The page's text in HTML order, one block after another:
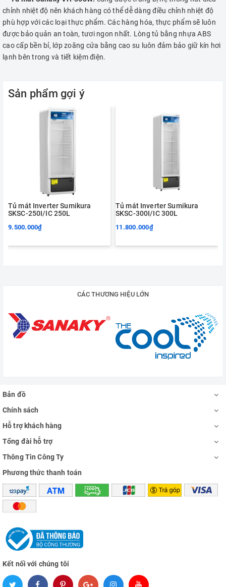
chỉnh nhiệt độ nên khách hàng có thể dễ dàng điều chỉnh nhiệt độ
phù hợp với các loại thực phẩm. Các hàng hóa, thực phẩm sẽ luôn
được bảo quản an toàn, tươi ngon nhất. Lòng tủ bằng nhựa ABS
cao cấp bền bỉ, lớp zoăng cửa bằng cao su luôn đảm bảo giữ kín hơi
lạnh bên trong và tiết kiệm điện.
Sản phẩm gợi ý
Tủ mát Inverter Sumikura
SKSC-250I/IC 250L
9.500.000₫
Tủ mát Inverter Sumikura
SKSC-300I/IC 300L
11.800.000₫
CÁC THƯƠNG HIỆU LỚN
Bản đồ
Chính sách
Hỗ trợ khách hàng
Tổng đài hỗ trợ
Thông Tin Công Ty
Phương thức thanh toán
Kết nối với chúng tôi